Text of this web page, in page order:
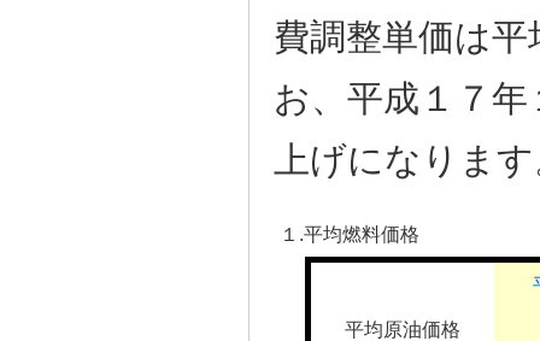
費調整単価は
お、平成１７
上げになりま
１.平均燃料価格
平均原油価格